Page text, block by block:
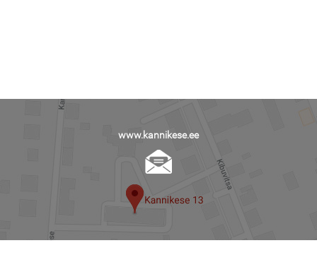
www.kannikese.ee